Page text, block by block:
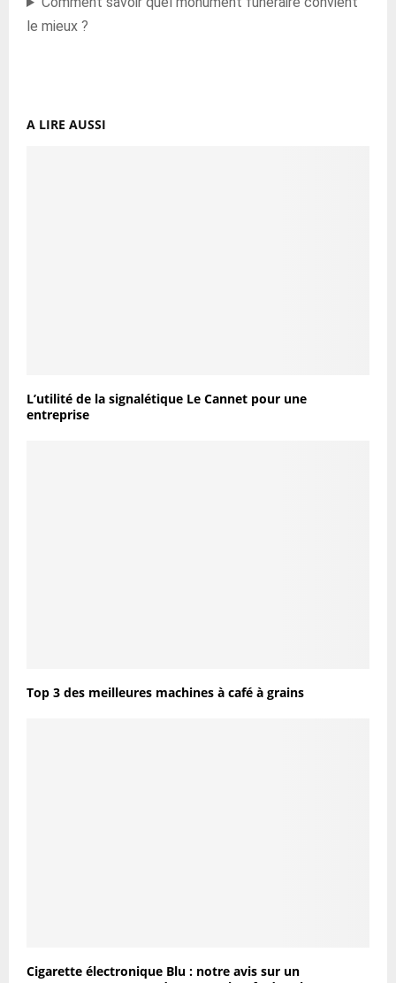
le mieux ?
A LIRE AUSSI
L’utilité de la signalétique Le Cannet pour une
entreprise
Top 3 des meilleures machines à café à grains
Cigarette électronique Blu : notre avis sur un